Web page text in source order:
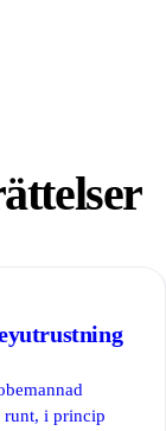
runt, i princip